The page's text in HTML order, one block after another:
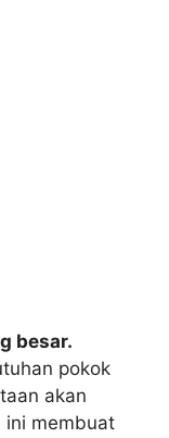
besar.
pokok
akan
ini membuat